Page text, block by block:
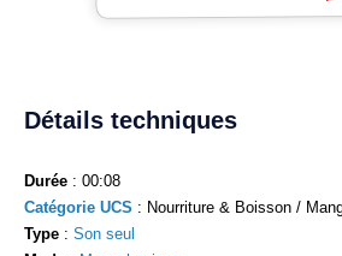
Détails techniques
Durée : 00:08
Catégorie UCS : Nourriture & Boisson /
Type : Son seul